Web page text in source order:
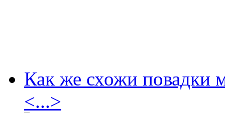
Как же схожи повадки
<...>